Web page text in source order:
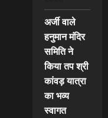
अर्जी वाले
हनुमान मंदिर
समिति ने
किया तप श्री
कांवड़ यात्रा
का भव्य
स्वागत